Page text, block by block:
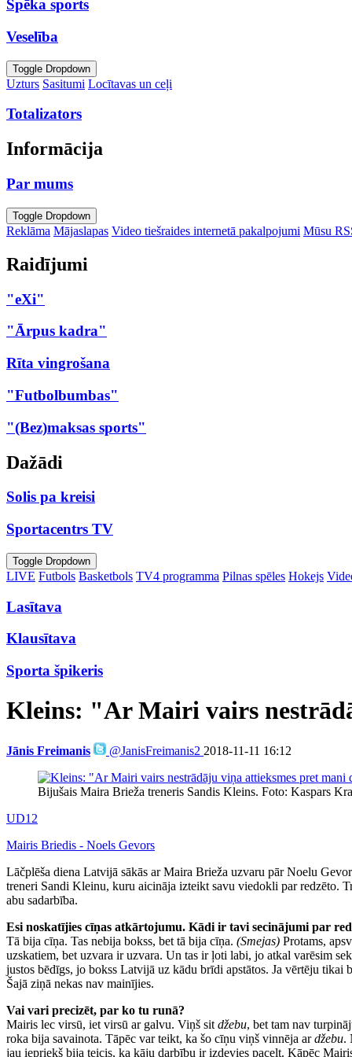
Spēka sports
Veselība
Toggle Dropdown
Uzturs Sasitumi Locītavas un ceļi
Totalizators
Informācija
Par mums
Toggle Dropdown
Reklāma Mājaslapas Video tiešraides internetā pakalpojumi Mūsu
Raidījumi
"eXi"
"Ārpus kadra"
Rīta vingrošana
"Futbolbumbas"
"(Bez)maksas sports"
Dažādi
Solis pa kreisi
Sportacentrs TV
Toggle Dropdown
LIVE Futbols Basketbols TV4 programma Pilnas spēles Hokejs
Lasītava
Klausītava
Sporta špikeris
Kleins: "Ar Mairi vairs
Jānis Freimanis @JanisFreimanis2 2018-11-11 16:12
Bijušais Maira Brieža treneris Sandis Kleins. Foto: Kaspars
UD12
Mairis Briedis - Noels Gevors
Lāčplēša diena Latvijā sākās ar Maira Brieža uzvaru pār Noelu
treneri Sandi Kleinu, kuru aicināja izteikt savu viedokli par redzēto.
abu sadarbība.
Esi noskatījies cīņas atkārtojumu. Kādi ir tavi secinājumi par
Tā bija cīņa. Tas nebija bokss, bet tā bija cīņa. (Smejas) Protams,
uzskatiem, bet uzvara ir uzvara. Un tas ir ļoti labi, jo atkal varēsim
justos bēdīgs, jo bokss Latvijā uz kādu brīdi apstātos. Ja vērtēju
Šajā ziņā nekas nav mainījies.
Vai vari precizēt, par ko tu runā?
Mairis lec virsū, iet virsū ar galvu. Viņš sit džebu, bet tam nav
roka bija savainota. Tāpēc var teikt, ka šo cīņu viņš vinnēja ardžebu.
jau iepriekš bija teicis, ka kāju darbību ir izdevies pacelt. Kāpēc